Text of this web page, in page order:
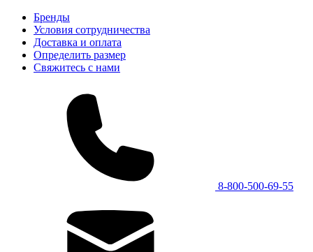
Бренды
Условия сотрудничества
Доставка и оплата
Определить размер
Свяжитесь с нами
8-800-500-69-55